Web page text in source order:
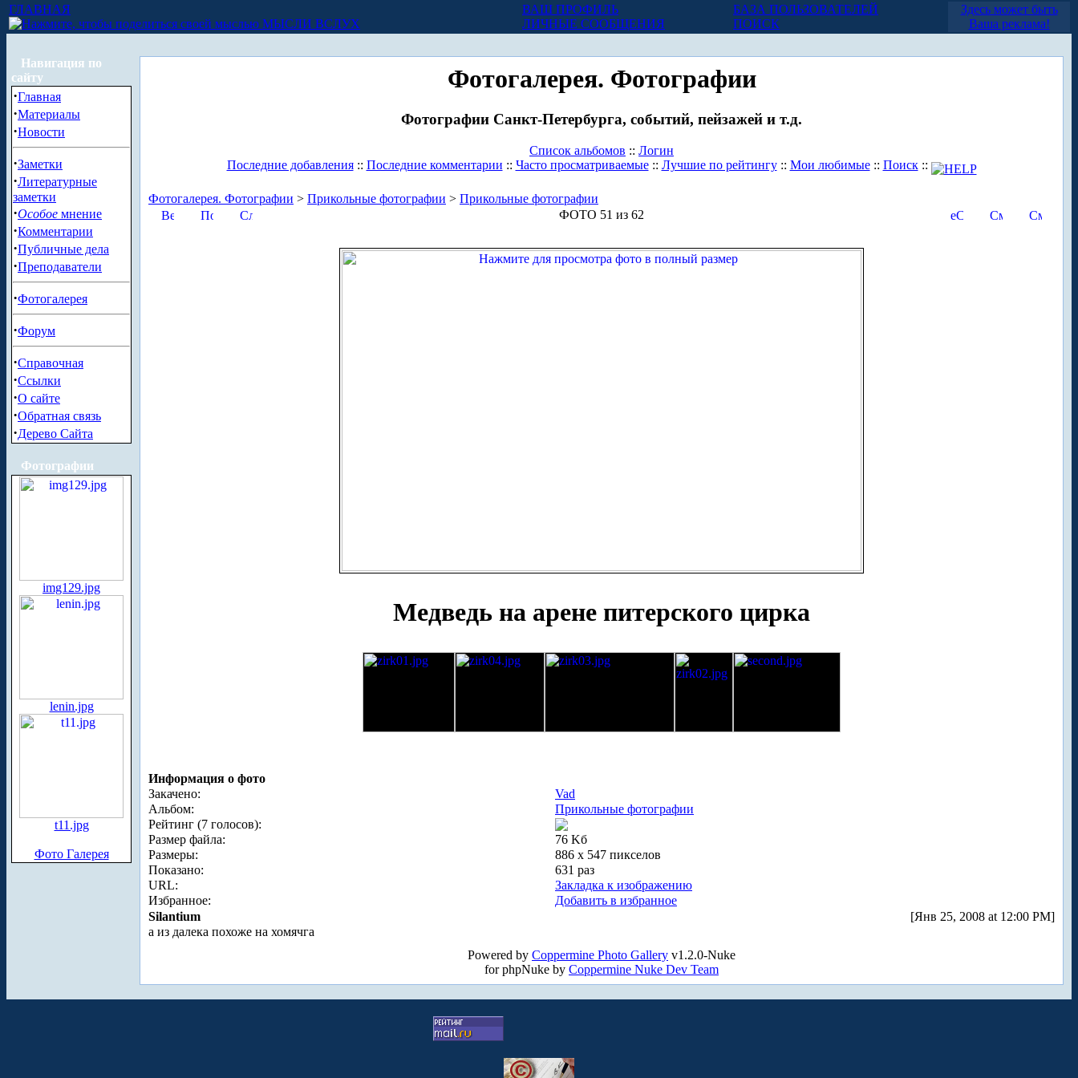
ГЛАВНАЯ
МЫСЛИ ВСЛУХ
ВАШ ПРОФИЛЬ
ЛИЧНЫЕ СООБЩЕНИЯ
БАЗА ПОЛЬЗОВАТЕЛЕЙ
ПОИСК
Здесь может быть
Ваша реклама!
Навигация по
сайту
·Главная
·Материалы
·Новости
·Заметки
·Литературные
заметки
·Особое мнение
·Комментарии
·Публичные дела
·Преподаватели
·Фотогалерея
·Форум
·Справочная
·Ссылки
·О сайте
·Обратная связь
·Дерево Сайта
Фотографии
img129.jpg
lenin.jpg
t11.jpg
Фото Галерея
Фотогалерея. Фотографии
Фотографии Санкт-Петербурга, событий, пейзажей и т.д.
Список альбомов :: Логин
Последние добавления:: Последние комментарии :: Часто просматриваемые:: Лучшие по рейтингу:: Мои любимые:: Поиск::
Фотогалерея. Фотографии > Прикольные фотографии > Прикольные фотографии
ФОТО 51 из 62
Медведь на арене питерского цирка
Информация о фото
Закачено:
Vad
Альбом:
Прикольные фотографии
Рейтинг (7 голосов):
Размер файла:
76 Kб
Размеры:
886 x 547 пикселов
Показано:
631 раз
URL:
Закладка к изображению
Избранное:
Добавить в избранное
Silantium
[Янв 25, 2008 at 12:00 PM]
а из далека похоже на хомячга
Powered by Coppermine Photo Gallery v1.2.0-Nuke
for phpNuke by Coppermine Nuke Dev Team